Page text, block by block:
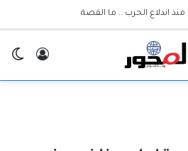
اندلاع الحرب .. ما القصة